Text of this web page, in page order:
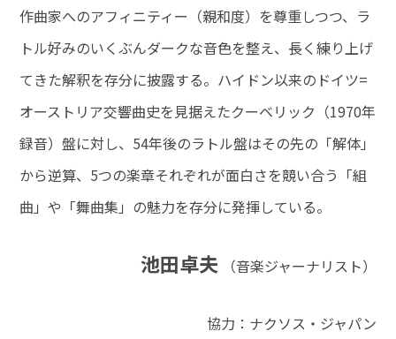
作曲家へのアフィニティー（親和度）を尊重しつつ、ラ
トル好みのいくぶんダークな音色を整え、長く練り上げ
てきた解釈を存分に披露する。ハイドン以来のドイツ=
オーストリア交響曲史を見据えたクーベリック（1970年
録音）盤に対し、54年後のラトル盤はその先の「解体」
から逆算、5つの楽章それぞれが面白さを競い合う「組
曲」や「舞曲集」の魅力を存分に発揮している。
池田卓夫（音楽ジャーナリスト）
協力：ナクソス・ジャパン